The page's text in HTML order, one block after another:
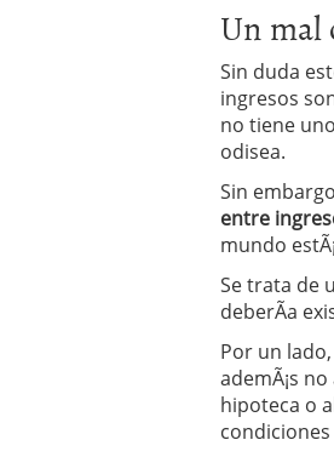
Un mal
Sin duda
ingresos
no tiene
odisea.
Sin
entre
mundo
Se trata de
deberÃ­a
Por un
ademÃ¡s
hipoteca o